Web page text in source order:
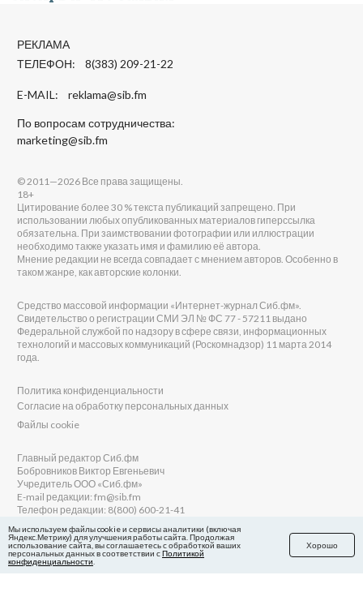
РЕКЛАМА
ТЕЛЕФОН: 8(383) 209-21-22
E-MAIL: reklama@sib.fm
По вопросам сотрудничества:
marketing@sib.fm
© 2011—2026 Все права защищены.
18+
Цитирование более 30 % текста публикаций запрещено. При
использовании любых опубликованных материалов гиперссылка
обязательна. При заимствовании фотографии или иллюстрации
необходимо также указать имя и фамилию её автора.
Мнение редакции не всегда совпадает с мнением авторов. Особенно в
таком жанре, как авторские колонки.
Средство массовой информации «Интернет-журнал Сиб.фм».
Свидетельство о регистрации СМИ ЭЛ № ФС 77 - 57211 выдано
Федеральной службой по надзору в сфере связи, информационных
технологий и массовых коммуникаций (Роскомнадзор) 11 марта 2014
года.
Политика конфиденциальности
Согласие на обработку персональных данных
Файлы cookie
Главный редактор Сиб.фм
Бобровников Виктор Евгеньевич
Учредитель ООО «Сиб.фм»
E-mail редакции: fm@sib.fm
Телефон редакции: 8(800) 600-21-41
Сайт разработан и поддерживается Технодзен
Мы используем файлы cookie и сервисы аналитики (включая
Яндекс.Метрику) для улучшения работы сайта. Продолжая
использование сайта, вы соглашаетесь с обработкой ваших
персональных данных в соответствии сПолитикой
конфиденциальности
Хорошо